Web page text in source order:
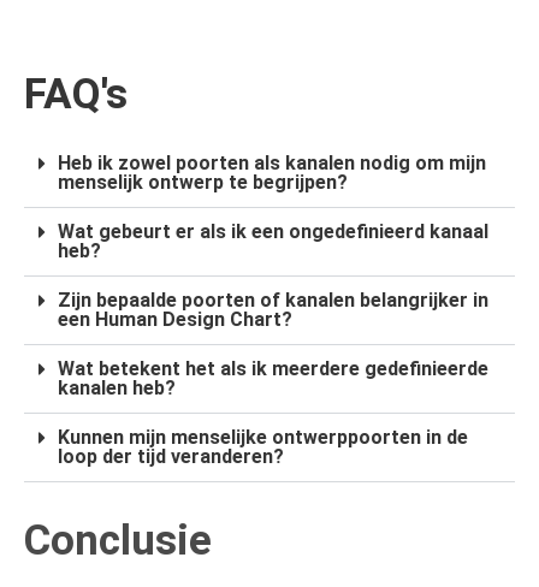
FAQ's
Heb ik zowel poorten als kanalen nodig om mijn
menselijk ontwerp te begrijpen?
Wat gebeurt er als ik een ongedefinieerd kanaal
heb?
Zijn bepaalde poorten of kanalen belangrijker in
een Human Design Chart?
Wat betekent het als ik meerdere gedefinieerde
kanalen heb?
Kunnen mijn menselijke ontwerppoorten in de
loop der tijd veranderen?
Conclusie